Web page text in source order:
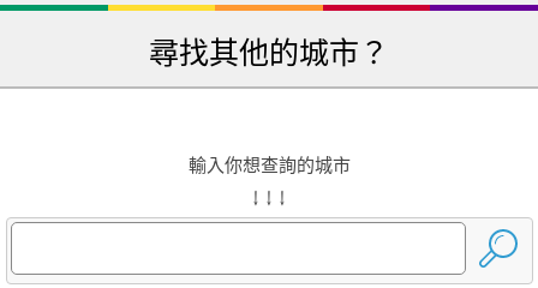
尋找其他的城市？
輸入你想查詢的城市
↓ ↓ ↓